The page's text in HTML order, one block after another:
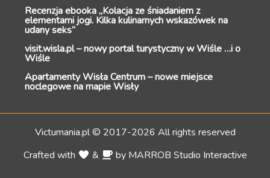
Recenzja ebooka „Kolacja ze śniadaniem z
elementami jogi. Kilka kulinarnych wskazówek na
udany seks”
visit.wisla.pl – nowy portal turystyczny w Wiśle …i o
Wiśle
Apartamenty Wisła Centrum – nowe miejsce
noclegowe na mapie Wisły
Victumania.pl © 2017-2026 All rights reserved
Crafted with
& by MARROB Studio Interactive